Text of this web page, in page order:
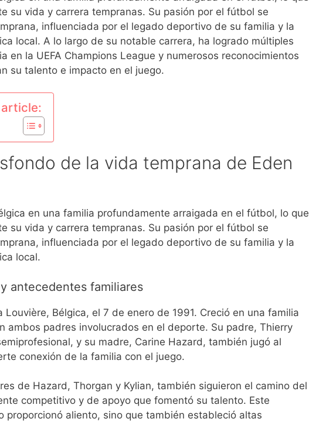
su vida y carrera tempranas. Su pasión por el fútbol se
influenciada por el legado deportivo de su familia y la
local. A lo largo de su notable carrera, ha logrado múltiples
en la UEFA Champions League y numerosos reconocimientos
su talento e impacto en el juego.
de la vida temprana de Eden
en una familia profundamente arraigada en el fútbol, lo que
su vida y carrera tempranas. Su pasión por el fútbol se
influenciada por el legado deportivo de su familia y la
local.
antecedentes familiares
Louvière, Bélgica, el 7 de enero de 1991. Creció en una familia
ambos padres involucrados en el deporte. Su padre, Thierry
y su madre, Carine Hazard, también jugó al
conexión de la familia con el juego.
de Hazard, Thorgan y Kylian, también siguieron el camino del
competitivo y de apoyo que fomentó su talento. Este
proporcionó aliento, sino que también estableció altas